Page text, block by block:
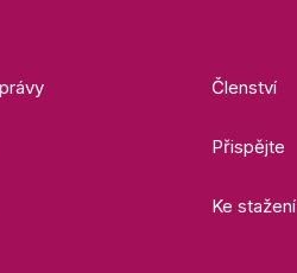
Členství
Přispějte
Ke stažení